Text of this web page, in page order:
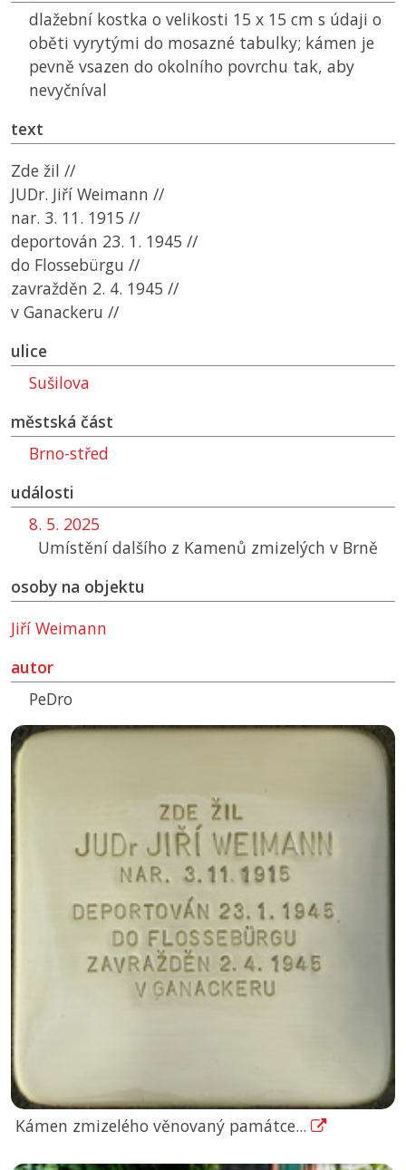
dlažební kostka o velikosti 15 x 15 cm s údaji o
oběti vyrytými do mosazné tabulky; kámen je
pevně vsazen do okolního povrchu tak, aby
nevyčníval
text
Zde žil //
JUDr. Jiří Weimann //
nar. 3. 11. 1915 //
deportován 23. 1. 1945 //
do Flossebürgu //
zavražděn 2. 4. 1945 //
v Ganackeru //
ulice
Sušilova
městská část
Brno-střed
události
8. 5. 2025
Umístění dalšího z Kamenů zmizelých v Brně
osoby na objektu
Jiří Weimann
autor
PeDro
Kámen zmizelého věnovaný památce...